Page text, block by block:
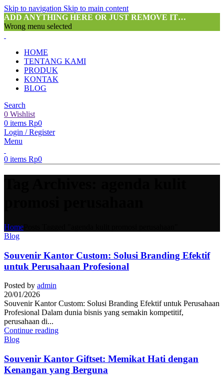
Skip to navigation Skip to main content
ADD ANYTHING HERE OR JUST REMOVE IT…
Wrong menu selected
HOME
TENTANG KAMI
PRODUK
KONTAK
BLOG
Search
0 Wishlist
0 items Rp0
Login / Register
Menu
0 items Rp0
Home
Blog
Souvenir Kantor Custom: Solusi Branding Efektif
untuk Perusahaan Profesional
Posted by admin
20/01/2026
Souvenir Kantor Custom: Solusi Branding Efektif untuk Perusahaan
Profesional Dalam dunia bisnis yang semakin kompetitif,
perusahaan di...
Continue reading
Blog
Souvenir Kantor Giftset: Memikat Hati dengan
Kenangan yang Berguna